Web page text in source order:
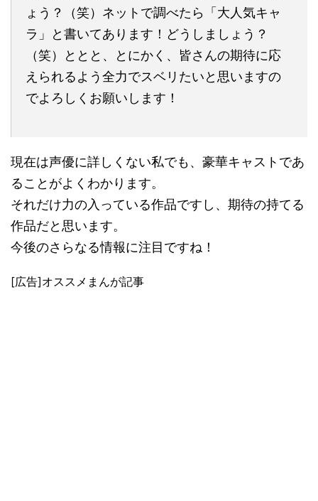
ょう？（笑）ネットで調べたら「大人気キャ
ラ」と書いてあります！どうしましょう？
（笑）ととと、とにかく、皆さんの期待に応
えられるよう全力でスベリたいと思いますの
でよろしくお願いします！
現在は声優に詳しくない私でも、豪華キャストであ
ることがよくわかります。
それだけ力の入っている作品ですし、期待の持てる
作品だと思います。
今後のさらなる情報に注目ですね！
[広告]オススメまんが記事